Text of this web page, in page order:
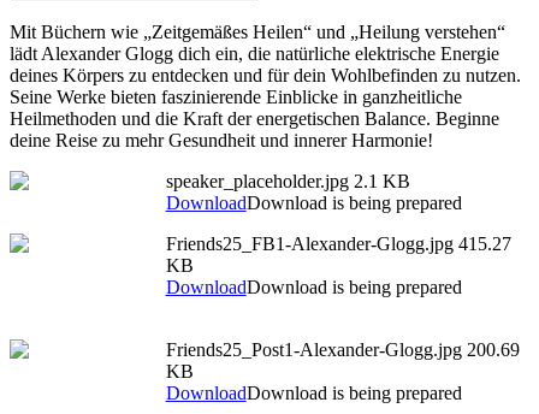
Mit Büchern wie „Zeitgemäßes Heilen“ und „Heilung verstehen“
lädt Alexander Glogg dich ein, die natürliche elektrische Energie
deines Körpers zu entdecken und für dein Wohlbefinden zu nutzen.
Seine Werke bieten faszinierende Einblicke in ganzheitliche
Heilmethoden und die Kraft der energetischen Balance. Beginne
deine Reise zu mehr Gesundheit und innerer Harmonie!
speaker_placeholder.jpg 2.1 KB
DownloadDownload is being prepared
Friends25_FB1-Alexander-Glogg.jpg 415.27
KB
DownloadDownload is being prepared
Friends25_Post1-Alexander-Glogg.jpg 200.69
KB
DownloadDownload is being prepared